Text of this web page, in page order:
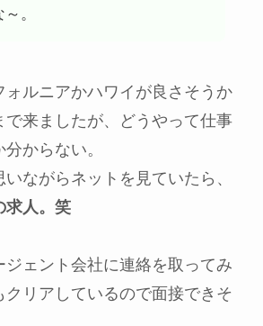
。
ォルニアかハワイが良さそうか
で来ましたが、どうやって仕事
からない。
ながらネットを見ていたら、
求人。笑
ジェント会社に連絡を取ってみ
クリアしているので面接できそ